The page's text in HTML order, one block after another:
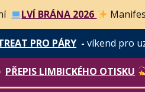
LVÍ BRÁNA 2026
PRO PÁRY -víkend pro
PŘEPIS LIMBICKÉHO OTISKU